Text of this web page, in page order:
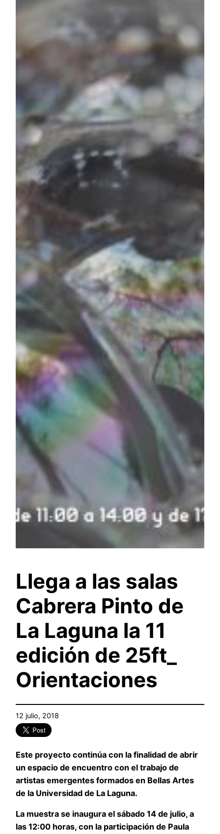
Llega a las salas
Cabrera Pinto de
La Laguna la 11
edición de 25ft_
Orientaciones
12 julio, 2018
Este proyecto continúa con la finalidad de abrir
un espacio de encuentro con el trabajo de
artistas emergentes formados en Bellas Artes
de la Universidad de La Laguna.
La muestra se inaugura el sábado 14 de julio, a
las 12:00 horas, con la participación de Paula